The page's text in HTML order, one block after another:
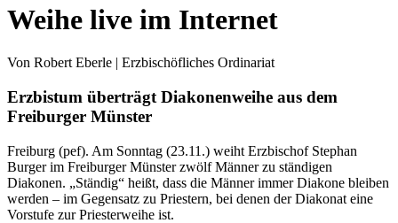
Weihe live im Internet
Von Robert Eberle | Erzbischöfliches Ordinariat
Erzbistum überträgt Diakonenweihe aus dem
Freiburger Münster
Freiburg (pef). Am Sonntag (23.11.) weiht Erzbischof Stephan
Burger im Freiburger Münster zwölf Männer zu ständigen
Diakonen. „Ständig“ heißt, dass die Männer immer Diakone bleiben
werden – im Gegensatz zu Priestern, bei denen der Diakonat eine
Vorstufe zur Priesterweihe ist.